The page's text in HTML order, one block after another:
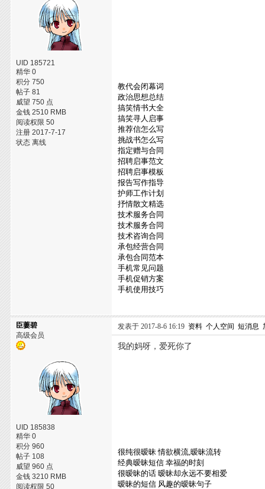
UID 185721
精华 0
积分 750
帖子 81
威望 750 点
金钱 2510 RMB
阅读权限 50
注册 2017-7-17
状态 离线
教代会闭幕词
政治思想总结
搞笑情书大全
搞笑寻人启事
推荐信怎么写
挑战书怎么写
指定赠与合同
招聘启事范文
招聘启事模板
报告写作指导
护师工作计划
抒情散文精选
技术服务合同
技术服务合同
技术咨询合同
承包经营合同
承包合同范本
手机常见问题
手机促销方案
手机使用技巧
臣萋碧
高级会员
UID 185838
精华 0
积分 960
帖子 108
威望 960 点
金钱 3210 RMB
阅读权限 50
发表于 2017-8-6 16:19 资料 个人空间 短消息
我的妈呀，爱死你了
很纯很暧昧 情欲横流,暧昧流转
经典暧昧短信 幸福的时刻
很暧昧的话 暧昧却永远不要相爱
暧昧的短信 风趣的暧昧句子